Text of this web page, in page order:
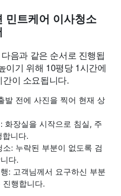
민트케어 이사청소
음과 같은 순서로 진행됩
이기 위해 10평당 1시간에
이 소요됩니다.
발 전에 사진을 찍어 현재 상
화장실을 시작으로 침실, 주
니다.
: 누락된 부분이 없도록 검
다.
: 고객님께서 요구하신 부분
행합니다.